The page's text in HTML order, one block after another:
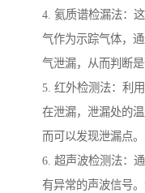
4. 氦质谱检漏法：
气作为示踪气体，
气泄漏，从而判断
5. 红外检测法：利
在泄漏，泄漏处的
而可以发现泄漏点。
6. 超声波检测法：
有异常的声波信号